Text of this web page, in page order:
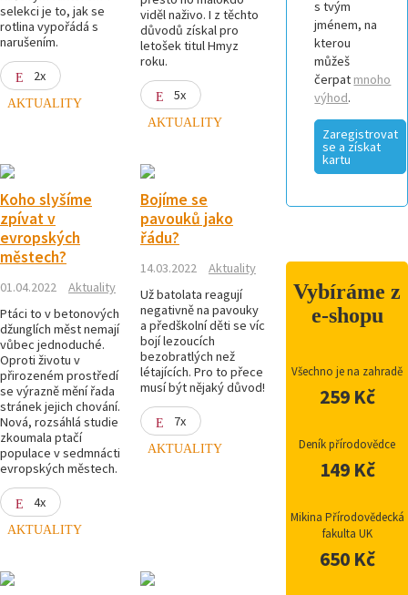
selekci je to, jak se
rotlina vypořádá s
narušením.
2x
AKTUALITY
viděl naživo. I z těchto
důvodů získal pro
letošek titul Hmyz
roku.
5x
AKTUALITY
Koho slyšíme
zpívat v
evropských
městech?
01.04.2022
Aktuality
Ptáci to v betonových
džunglích měst nemají
vůbec jednoduché.
Oproti životu v
přirozeném prostředí
se výrazně mění řada
stránek jejich chování.
Nová, rozsáhlá studie
zkoumala ptačí
populace v sedmnácti
evropských městech.
4x
AKTUALITY
Bojíme se
pavouků jako
řádu?
14.03.2022
Aktuality
Už batolata reagují
negativně na pavouky
a předškolní děti se víc
bojí lezoucích
bezobratlých než
létajících. Pro to přece
musí být nějaký důvod!
7x
AKTUALITY
s tvým
jménem, na
kterou
můžeš
čerpat mnoho
výhod.
Zaregistrovat
se a získat
kartu
Vybíráme z
e-shopu
Všechno je na zahradě
259 Kč
Deník přírodovědce
149 Kč
Mikina Přírodovědecká
fakulta UK
650 Kč